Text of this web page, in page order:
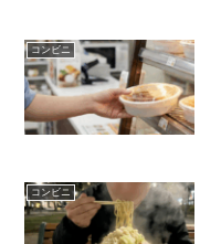
コンビニ
コンビニ